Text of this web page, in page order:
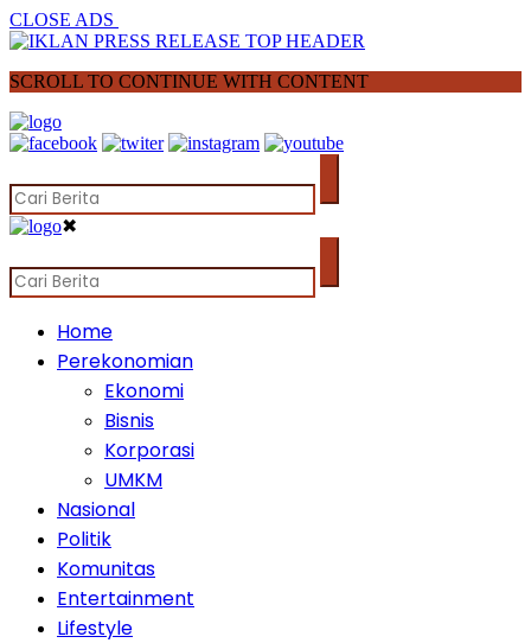
CLOSE ADS
SCROLL TO CONTINUE WITH CONTENT
✖
Home
Perekonomian
Ekonomi
Bisnis
Korporasi
UMKM
Nasional
Politik
Komunitas
Entertainment
Lifestyle